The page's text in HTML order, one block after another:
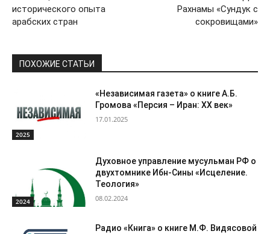
исторического опыта
арабских стран
Рахнамы «Сундук с
сокровищами»
ПОХОЖИЕ СТАТЬИ
2025
«Независимая газета» о книге А.Б.
Громова «Персия – Иран: ХХ век»
17.01.2025
2024
Духовное управление мусульман РФ о
двухтомнике Ибн-Сины «Исцеление.
Теология»
08.02.2024
Радио «Книга» о книге М.Ф. Видясовой